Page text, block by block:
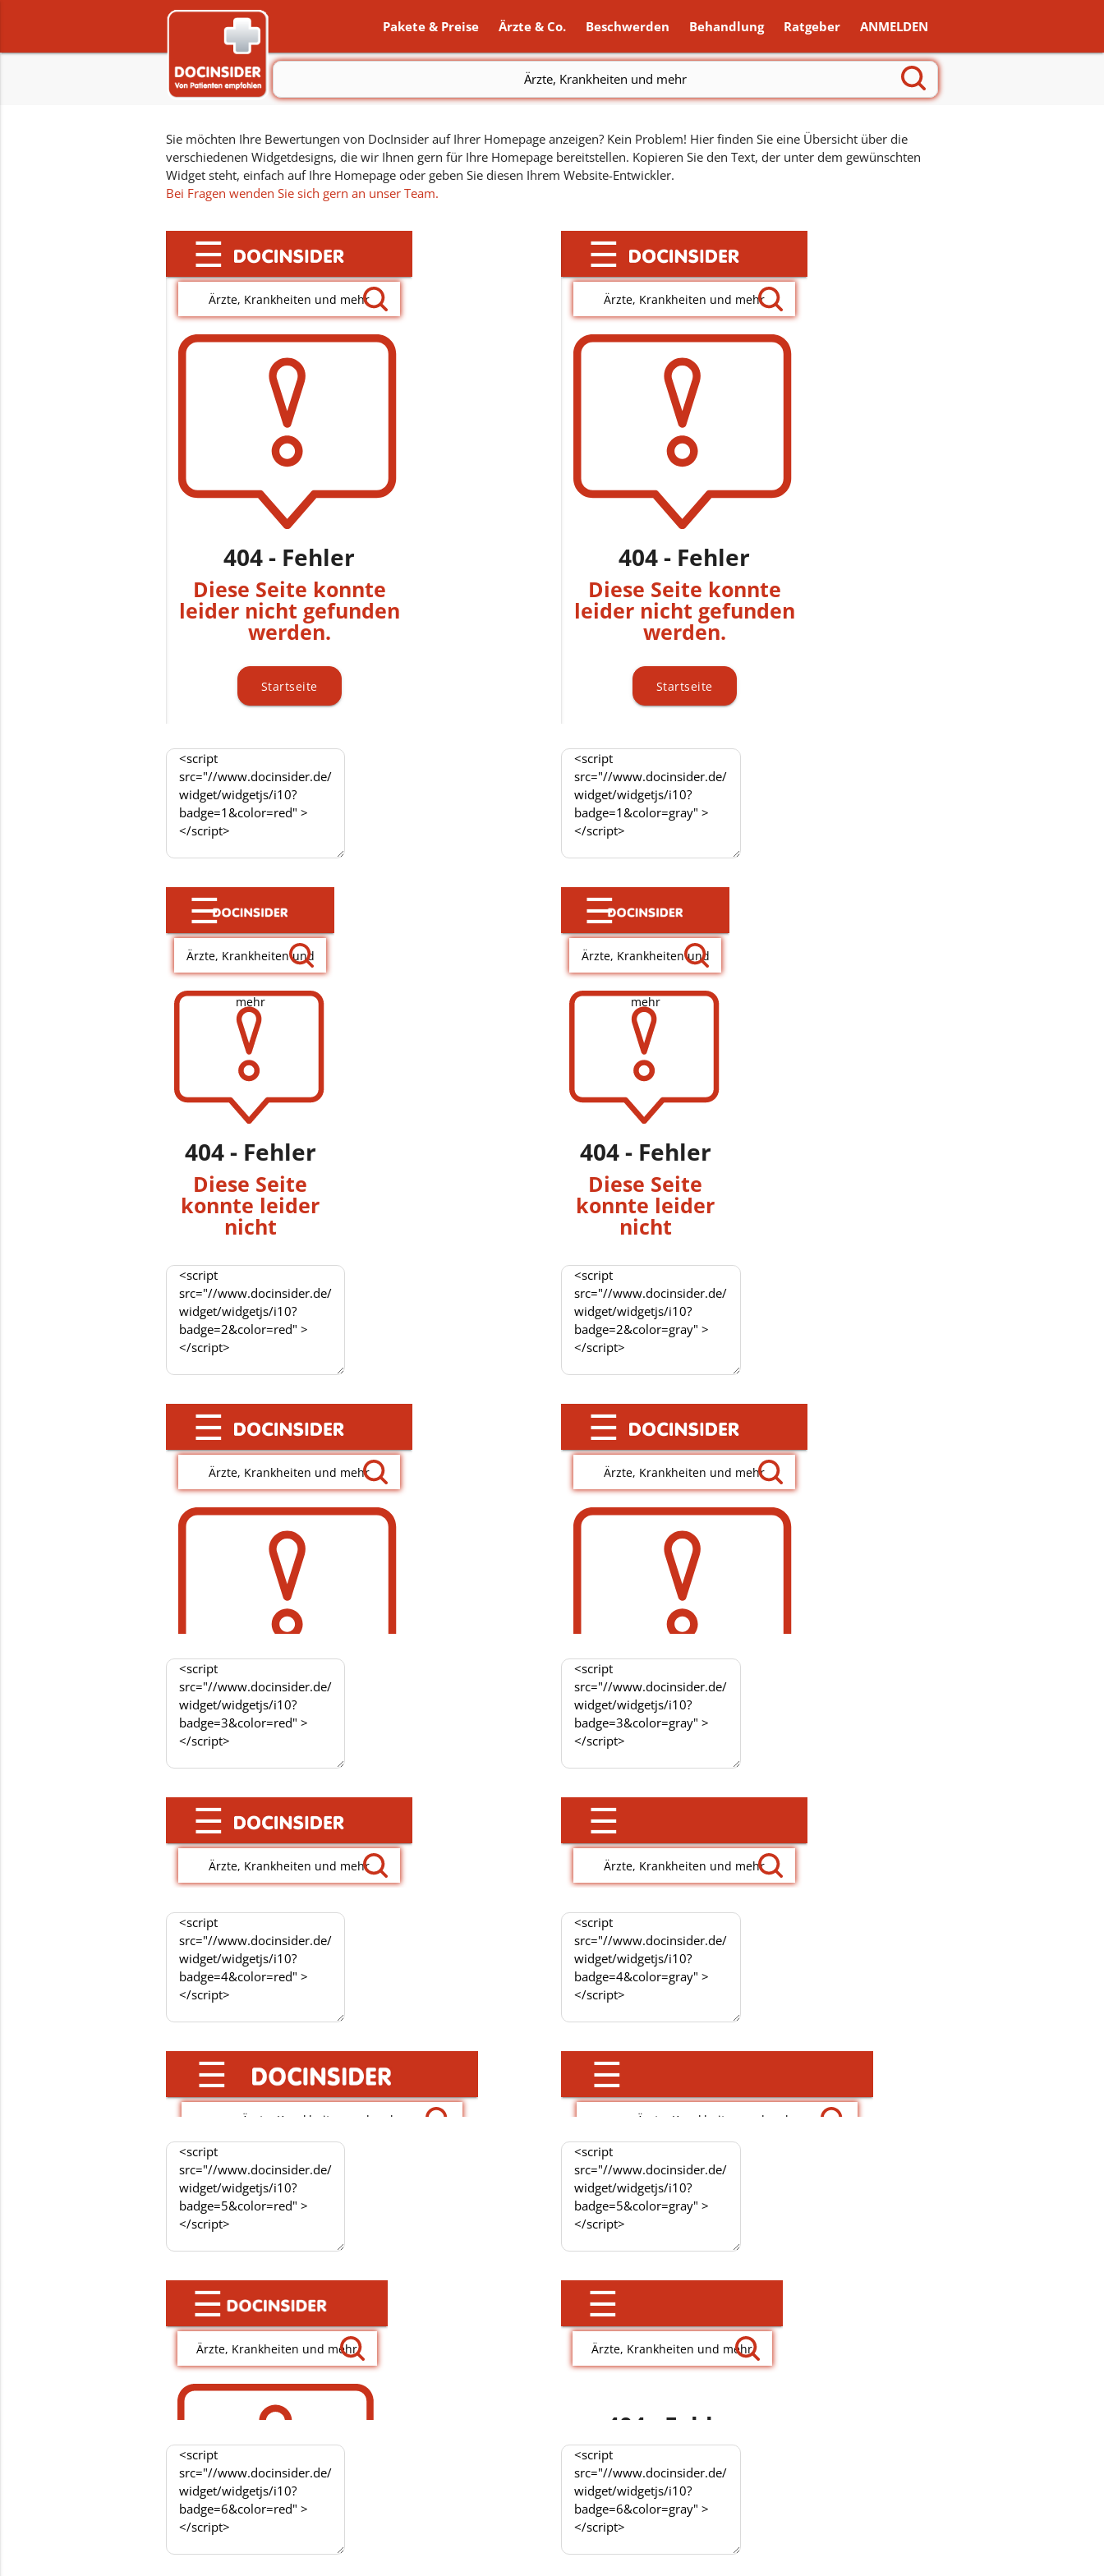
Pakete & Preise Ärzte & Co. Beschwerden Behandlung Ratgeber ANMELDEN
Ärzte, Krankheiten und mehr
Sie möchten Ihre Bewertungen von DocInsider auf Ihrer Homepage anzeigen? Kein Problem! Hier finden Sie eine Übersicht über die
verschiedenen Widgetdesigns, die wir Ihnen gern für Ihre Homepage bereitstellen. Kopieren Sie den Text, der unter dem gewünschten
Widget steht, einfach auf Ihre Homepage oder geben Sie diesen Ihrem Website-Entwickler.
Bei Fragen wenden Sie sich gern an unser Team.